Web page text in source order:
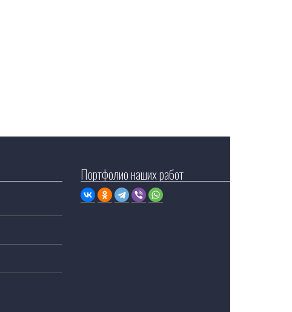
Портфолио наших работ